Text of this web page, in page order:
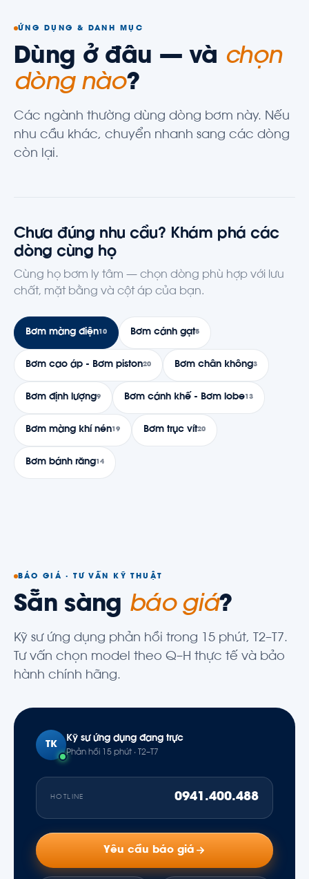
ỨNG DỤNG & DANH MỤC
Dùng ở đâu — và chọn
dòng nào?
Các ngành thường dùng dòng bơm này. Nếu
nhu cầu khác, chuyển nhanh sang các dòng
còn lại.
Chưa đúng nhu cầu? Khám phá các
dòng cùng họ
Cùng họ bơm ly tâm — chọn dòng phù hợp với lưu
chất, mặt bằng và cột áp của bạn.
Bơm màng điện10 Bơm cánh gạt5
Bơm cao áp - Bơm piston20 Bơm chân không3
Bơm định lượng9 Bơm cánh khế - Bơm lobe13
Bơm màng khí nén19 Bơm trục vít20
Bơm bánh răng14
BÁO GIÁ · TƯ VẤN KỸ THUẬT
Sẵn sàng báo giá?
Kỹ sư ứng dụng phản hồi trong 15 phút, T2–T7.
Tư vấn chọn model theo Q–H thực tế và bảo
hành chính hãng.
TK
Kỹ sư ứng dụng đang trực
Phản hồi 15 phút · T2–T7
HOTLINE 0941.400.488
Yêu cầu báo giá